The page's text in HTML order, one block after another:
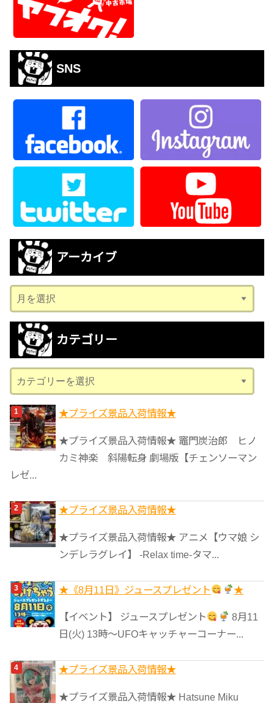
SNS
アーカイブ
ー
カ
ブ
カテゴリー
テ
ゴ
リ
ー
★プライズ景品入荷情報★
★プライズ景品入荷情報★ 竈門炭治郎 ヒノ
カミ神楽 斜陽転身 劇場版【チェンソーマン
レゼ...
★プライズ景品入荷情報★
★プライズ景品入荷情報★ アニメ【ウマ娘 シ
ンデレラグレイ】 -Relax time-タマ...
★《8月11日》ジュースプレゼント ★
【イベント】 ジュースプレゼント
8月11
日(火) 13時〜UFOキャッチャーコーナー...
★プライズ景品入荷情報★
★プライズ景品入荷情報★ Hatsune Miku